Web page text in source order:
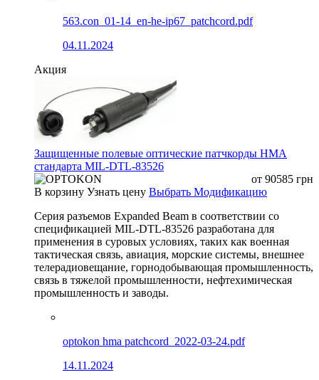
563.con_01-14_en-he-ip67_patchcord.pdf
04.11.2024
Акция
Защищенные полевые оптические патчкорды HMA
стандарта MIL-DTL-83526
от 90585 грн
В корзину Узнать цену Выбрать Модификацию
Серия разъемов Expanded Beam в соответствии со
спецификацией MIL-DTL-83526 разработана для
применения в суровых условиях, таких как военная
тактическая связь, авиация, морские системы, внешнее
телерадиовещание, горнодобывающая промышленность,
связь в тяжелой промышленности, нефтехимическая
промышленность и заводы.
optokon hma patchcord_2022-03-24.pdf
14.11.2024